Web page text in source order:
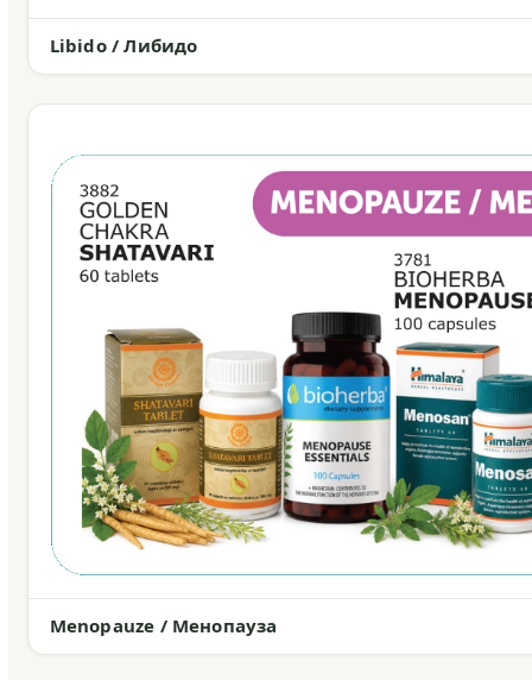
Libido / Либидо
Menopauze / Менопауза